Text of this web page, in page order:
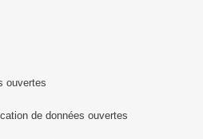
ouvertes
de données ouvertes